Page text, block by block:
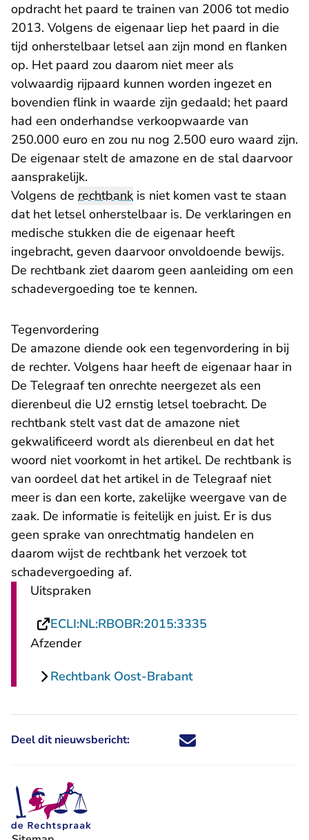
opdracht het paard te trainen van 2006 tot medio
2013. Volgens de eigenaar liep het paard in die
tijd onherstelbaar letsel aan zijn mond en flanken
op. Het paard zou daarom niet meer als
volwaardig rijpaard kunnen worden ingezet en
bovendien flink in waarde zijn gedaald; het paard
had een onderhandse verkoopwaarde van
250.000 euro en zou nu nog 2.500 euro waard zijn.
De eigenaar stelt de amazone en de stal daarvoor
aansprakelijk.
Volgens de rechtbank is niet komen vast te staan
dat het letsel onherstelbaar is. De verklaringen en
medische stukken die de eigenaar heeft
ingebracht, geven daarvoor onvoldoende bewijs.
De rechtbank ziet daarom geen aanleiding om een
schadevergoeding toe te kennen.
Tegenvordering
De amazone diende ook een tegenvordering in bij
de rechter. Volgens haar heeft de eigenaar haar in
De Telegraaf ten onrechte neergezet als een
dierenbeul die U2 ernstig letsel toebracht. De
rechtbank stelt vast dat de amazone niet
gekwalificeerd wordt als dierenbeul en dat het
woord niet voorkomt in het artikel. De rechtbank is
van oordeel dat het artikel in de Telegraaf niet
meer is dan een korte, zakelijke weergave van de
zaak. De informatie is feitelijk en juist. Er is dus
geen sprake van onrechtmatig handelen en
daarom wijst de rechtbank het verzoek tot
schadevergoeding af.
Uitspraken
ECLI:NL:RBOBR:2015:3335
Afzender
Rechtbank Oost-Brabant
Deel dit nieuwsbericht: Deel dit nieuwsbericht via X -
Deel dit nieuwsbericht via
Deel dit nieuwsbericht
Deel dit